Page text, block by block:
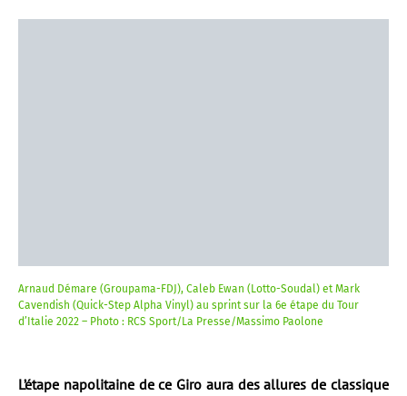
Arnaud Démare (Groupama-FDJ), Caleb Ewan (Lotto-Soudal) et Mark
Cavendish (Quick-Step Alpha Vinyl) au sprint sur la 6e étape du Tour
d’Italie 2022 – Photo : RCS Sport/La Presse/Massimo Paolone
L’étape napolitaine de ce Giro aura des allures de classique